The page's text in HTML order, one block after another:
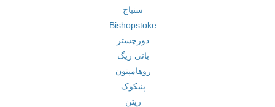
سنباچ
Bishopstoke
دورچستر
بانی ریگ
روهامپتون
پنیکوک
ریتن